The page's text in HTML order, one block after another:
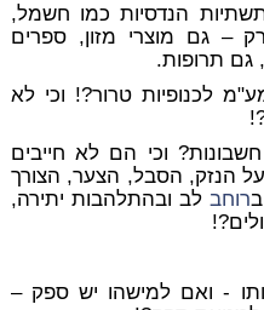
הנדסיות כמו חשמל,
– גם מוצרי מזון, ספרים
גם תרופות.
לכנופיות טרור?! וכי לא
וכי הם לא חייבים
על הנזק, הסבל, הצער, הצורך
רוחב לב ובהתלהבות יתירה,
- ואם למישהו יש ספק –